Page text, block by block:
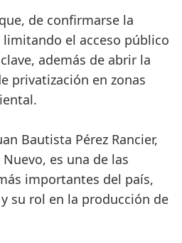
de confirmarse la
el acceso público
además de abrir la
privatización en zonas
Bautista Pérez Rancier,
es una de las
importantes del país,
su rol en la producción de